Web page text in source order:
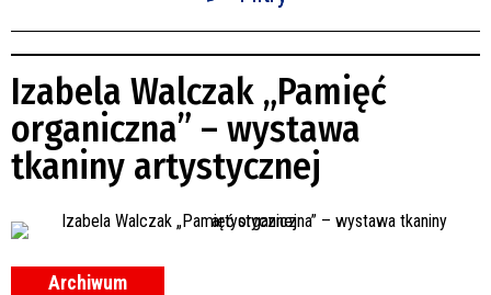
Kategoria
Trwające w zakresie
Miejsce
Izabela Walczak „Pamięć
organiczna” – wystawa
tkaniny artystycznej
Archiwum